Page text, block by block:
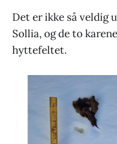
Det er ikke så veldig
Sollia, og de to
hyttefeltet.